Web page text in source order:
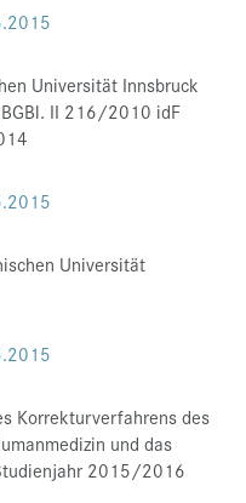
Universität Innsbruck
II 216/2010 idF
Universität
Korrekturverfahrens des
und das
2015/2016